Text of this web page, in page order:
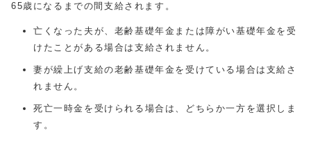
65歳になるまでの間支給されます。
亡くなった夫が、老齢基礎年金または障がい基礎年金を受
けたことがある場合は支給されません。
妻が繰上げ支給の老齢基礎年金を受けている場合は支給さ
れません。
死亡一時金を受けられる場合は、どちらか一方を選択しま
す。